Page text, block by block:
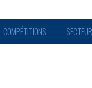
COMPÉTITIONS